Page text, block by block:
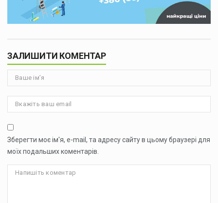
ЗАЛИШИТИ КОМЕНТАР
Зберегти моє ім'я, e-mail, та адресу сайту в цьому браузері для
моїх подальших коментарів.